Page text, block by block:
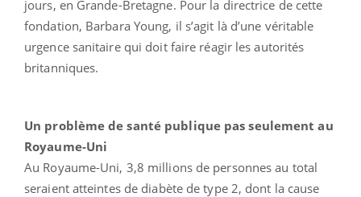
jours, en Grande-Bretagne. Pour la directrice de cette
fondation, Barbara Young, il s’agit là d’une véritable
urgence sanitaire qui doit faire réagir les autorités
britanniques.
Un problème de santé publique pas seulement au
Royaume-Uni
Au Royaume-Uni, 3,8 millions de personnes au total
seraient atteintes de diabète de type 2, dont la cause